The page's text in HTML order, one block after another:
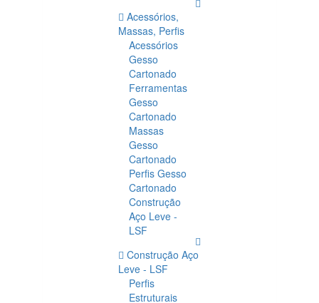
Acessórios,
Massas, Perfis
Acessórios
Gesso
Cartonado
Ferramentas
Gesso
Cartonado
Massas
Gesso
Cartonado
Perfis Gesso
Cartonado
Construção
Aço Leve -
LSF
Construção Aço
Leve - LSF
Perfis
Estruturais